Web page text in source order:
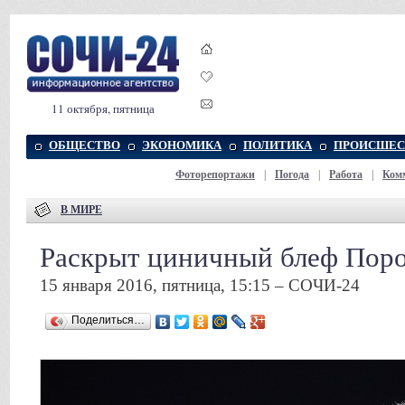
11 октября, пятница
ОБЩЕСТВО ЭКОНОМИКА ПОЛИТИКА
Фоторепортажи Погода Работа
В МИРЕ
Раскрыт циничный блеф
15 января 2016, пятница, 15:15 – СОЧИ-24
Поделиться…